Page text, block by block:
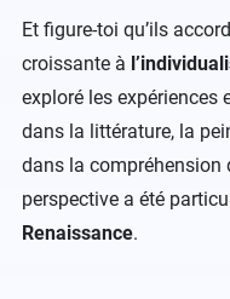
Et figure-toi qu’ils
croissante à
exploré les expériences
dans la littérature, la
dans la compréhension
perspective a été
Renaissance.